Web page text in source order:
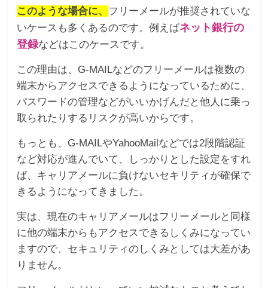
このような場合に、 フリーメールが推奨されていな
いケースも多くあるのです。例えばネット銀行の
登録などはこのケースです。
この理由は、G-MAILなどのフリーメールは複数の
端末からアクセスできるようになっているために、
パスワードの管理などがいいかげんだと他人に乗っ
取られたりするリスクが高いからです。
もっとも、G-MAILやYahooMailなどでは2段階認証
など対応が進んでいて、しっかりとした設定をすれ
ば、キャリアメールに負けないセキリティが確保で
きるようになってきました。
実は、現在のキャリアメールはフリーメールと同様
に他の端末からもアクセスできるしくみになってい
ますので、セキュリティのしくみとしては大差があ
りません。